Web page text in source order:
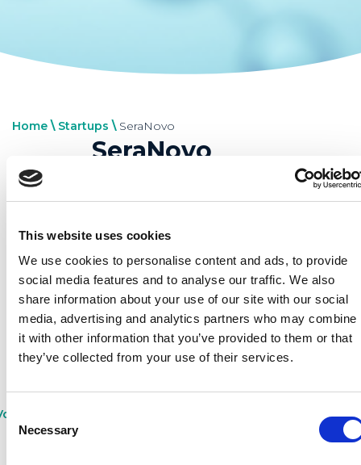
This website uses cookies
We use cookies to personalise content and ads, to provide
social media features and to analyse our traffic. We also
share information about your use of our site with our social
media, advertising and analytics partners who may combine
it with other information that you’ve provided to them or that
they’ve collected from your use of their services.
Consent
Selection
Necessary
Home\ Startups \ SeraNovo
SeraNovo
SeraNovo is een leverancier van
formuleringstechnologie die de biologische
beschikbaarheid van slecht oplosbare API’s
verbetert.
SeraNovo op LinkedIn